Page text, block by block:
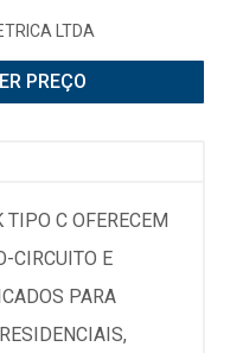
LTDA
PREÇO
C OFERECEM
CIRCUITO E
PARA